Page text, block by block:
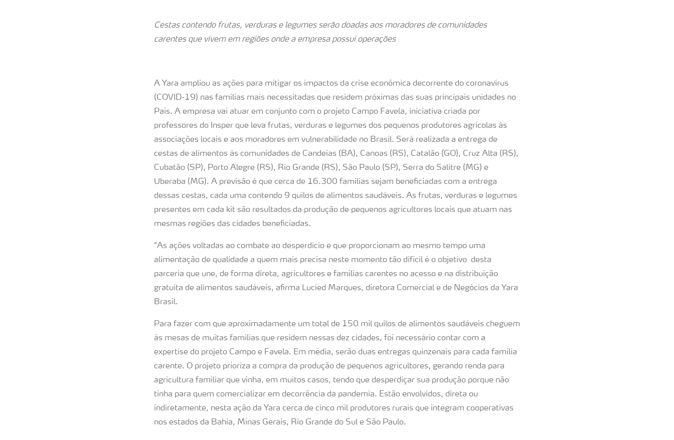
Cestas contendo frutas, verduras e legumes serão doadas aos moradores de comunidades
carentes que vivem em regiões onde a empresa possui operações
A Yara ampliou as ações para mitigar os impactos da crise econômica decorrente do coronavírus
(COVID-19) nas famílias mais necessitadas que residem próximas das suas principais unidades no
País. A empresa vai atuar em conjunto com o projeto Campo Favela, iniciativa criada por
professores do Insper que leva frutas, verduras e legumes dos pequenos produtores agrícolas às
associações locais e aos moradores em vulnerabilidade no Brasil. Será realizada a entrega de
cestas de alimentos às comunidades de Candeias (BA), Canoas (RS), Catalão (GO), Cruz Alta (RS),
Cubatão (SP), Porto Alegre (RS), Rio Grande (RS), São Paulo (SP), Serra do Salitre (MG) e
Uberaba (MG). A previsão é que cerca de 16.300 famílias sejam beneficiadas com a entrega
dessas cestas, cada uma contendo 9 quilos de alimentos saudáveis. As frutas, verduras e legumes
presentes em cada kit são resultados da produção de pequenos agricultores locais que atuam nas
mesmas regiões das cidades beneficiadas.
“As ações voltadas ao combate ao desperdício e que proporcionam ao mesmo tempo uma
alimentação de qualidade a quem mais precisa neste momento tão difícil é o objetivo desta
parceria que une, de forma direta, agricultores e famílias carentes no acesso e na distribuição
gratuita de alimentos saudáveis, afirma Lucied Marques, diretora Comercial e de Negócios da Yara
Brasil.
Para fazer com que aproximadamente um total de 150 mil quilos de alimentos saudáveis cheguem
às mesas de muitas famílias que residem nessas dez cidades, foi necessário contar com a
expertise do projeto Campo e Favela. Em média, serão duas entregas quinzenais para cada família
carente. O projeto prioriza a compra da produção de pequenos agricultores, gerando renda para
agricultura familiar que vinha, em muitos casos, tendo que desperdiçar sua produção porque não
tinha para quem comercializar em decorrência da pandemia. Estão envolvidos, direta ou
indiretamente, nesta ação da Yara cerca de cinco mil produtores rurais que integram cooperativas
nos estados da Bahia, Minas Gerais, Rio Grande do Sul e São Paulo.